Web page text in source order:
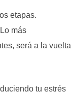
etapas.
más
será a la vuelta
tu estrés